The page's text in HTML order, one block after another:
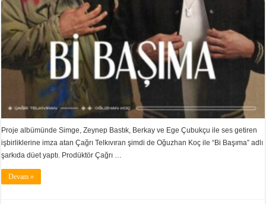
Proje albümünde Simge, Zeynep Bastık, Berkay ve Ege Çubukçu ile ses getiren
işbirliklerine imza atan Çağrı Telkıvıran şimdi de Oğuzhan Koç ile “Bi Başıma” adlı
şarkıda düet yaptı. Prodüktör Çağrı …
Devam »